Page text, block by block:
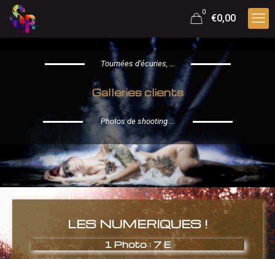
0
€0,00
Tournées d'écuries, ...
Galleries clients
Photos de shooting ...
LES NUMERIQUES !
1 Photo : 7 E